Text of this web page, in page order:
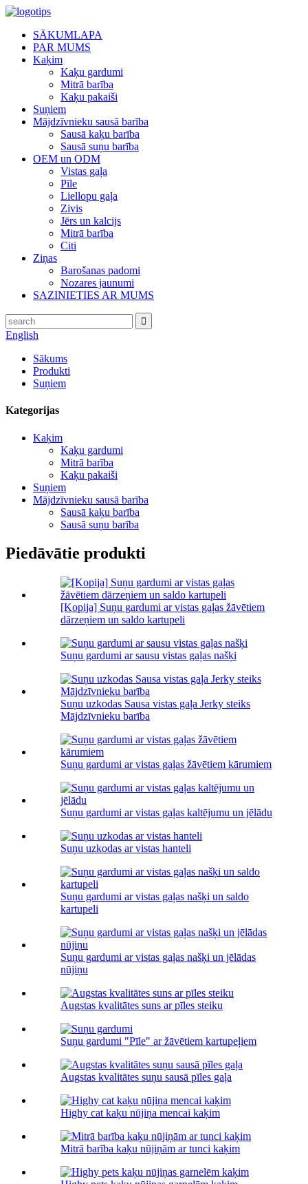
SĀKUMLAPA
PAR MUMS
Kaķim
Kaķu gardumi
Mitrā barība
Kaķu pakaiši
Suņiem
Mājdzīvnieku sausā barība
Sausā kaķu barība
Sausā suņu barība
OEM un ODM
Vistas gaļa
Pīle
Liellopu gaļa
Zivis
Jērs un kalcijs
Mitrā barība
Citi
Ziņas
Barošanas padomi
Nozares jaunumi
SAZINIETIES AR MUMS
English
Sākums
Produkti
Suņiem
Kategorijas
Kaķim
Kaķu gardumi
Mitrā barība
Kaķu pakaiši
Suņiem
Mājdzīvnieku sausā barība
Sausā kaķu barība
Sausā suņu barība
Piedāvātie produkti
[Kopija] Suņu gardumi ar vistas gaļas žāvētiem
dārzeņiem un saldo kartupeli
Suņu gardumi ar sausu vistas gaļas našķi
Suņu uzkodas Sausa vistas gaļa Jerky steiks
Mājdzīvnieku barība
Suņu gardumi ar vistas gaļas žāvētiem kārumiem
Suņu gardumi ar vistas gaļas kaltējumu un jēlādu
Suņu uzkodas ar vistas hanteli
Suņu gardumi ar vistas gaļas našķi un saldo
kartupeli
Suņu gardumi ar vistas gaļas našķi un jēlādas
nūjiņu
Augstas kvalitātes suns ar pīles steiku
Suņu gardumi "Pīle" ar žāvētiem kartupeļiem
Augstas kvalitātes suņu sausā pīles gaļa
Highy cat kaķu nūjiņa mencai kaķim
Mitrā barība kaķu nūjiņām ar tunci kaķim